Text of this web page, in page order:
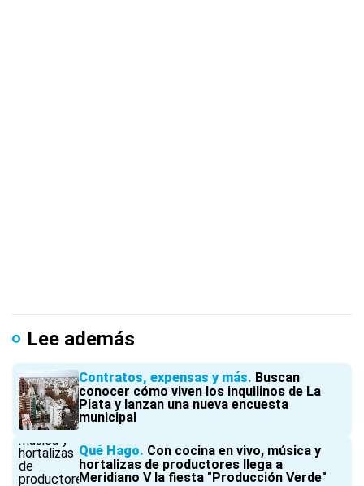
Lee además
Contratos, expensas y más Buscan
conocer cómo viven los inquilinos de La
Plata y lanzan una nueva encuesta
municipal
Qué Hago Con cocina en vivo, música y
hortalizas de productores llega a
Meridiano V la fiesta "Producción Verde"